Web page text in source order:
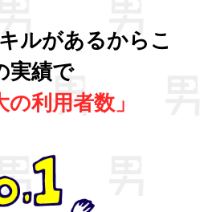
ルがあるからこ
実績で
の利用者数」